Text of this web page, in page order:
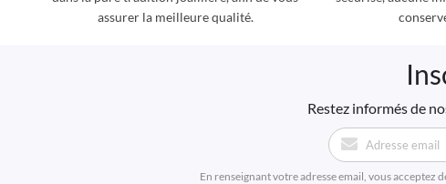
assurer la meilleure qualité.
Restez informés de
En renseignant votre adresse email, vous